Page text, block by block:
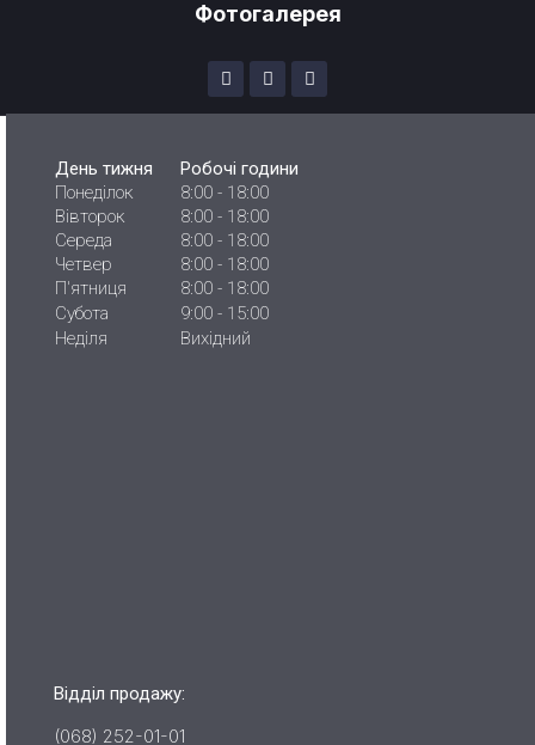
Фотогалерея
День тижня
Робочі години
Понеділок
8:00 - 18:00
Вівторок
8:00 - 18:00
Середа
8:00 - 18:00
Четвер
8:00 - 18:00
П'ятниця
8:00 - 18:00
Субота
9:00 - 15:00
Неділя
Вихідний
Відділ продажу:
(068) 252-01-01